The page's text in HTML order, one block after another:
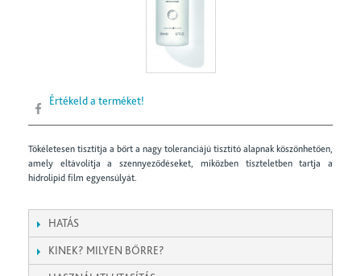
Értékeld a terméket!
Tökéletesen tisztítja a bőrt a nagy toleranciájú tisztító alapnak köszönhetően,
amely eltávolítja a szennyeződéseket, miközben tiszteletben tartja a
hidrolipid film egyensúlyát.
HATÁS
KINEK? MILYEN BŐRRE?